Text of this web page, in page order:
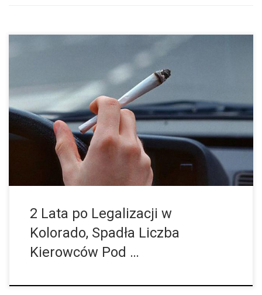
W trakcie debaty na temat legalizacji marihuany jej przeciwnicy
przytaczają wiele argumentów przeciw, a jednym z nich jest
właśnie stwierdzenie, że kierowcy będą prowadzić samochody
pod wpływem marihuany, a ta […]
2 Lata po Legalizacji w
Kolorado, Spadła Liczba
Kierowców Pod …